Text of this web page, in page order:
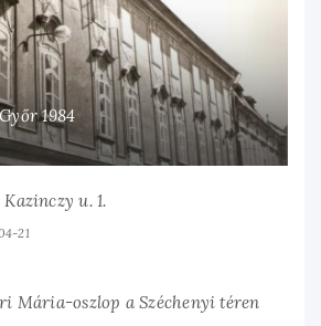
1984
u. 1.
21
Mária-oszlop a Széchenyi téren